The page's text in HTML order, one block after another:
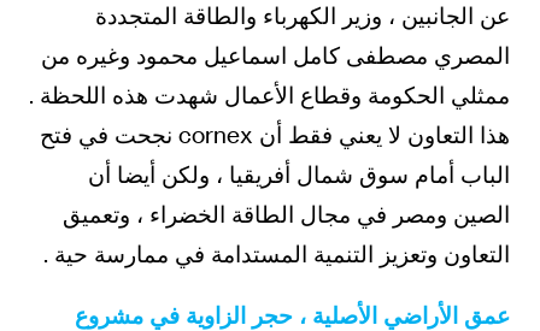
عن الجانبين ، وزير الكهرباء والطاقة المتجددة
المصري مصطفى كامل اسماعيل محمود وغيره من
ممثلي الحكومة وقطاع الأعمال شهدت هذه اللحظة .
هذا التعاون لا يعني فقط أن cornex نجحت في فتح
الباب أمام سوق شمال أفريقيا ، ولكن أيضا أن
الصين ومصر في مجال الطاقة الخضراء ، وتعميق
التعاون وتعزيز التنمية المستدامة في ممارسة حية .
عمق الأراضي الأصلية ، حجر الزاوية في مشروع